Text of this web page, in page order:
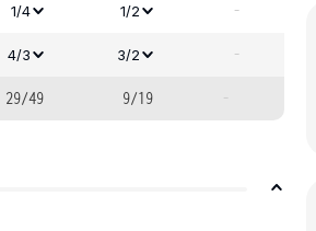
1/4 1/2 -
4/3 3/2 -
29/49 9/19 -